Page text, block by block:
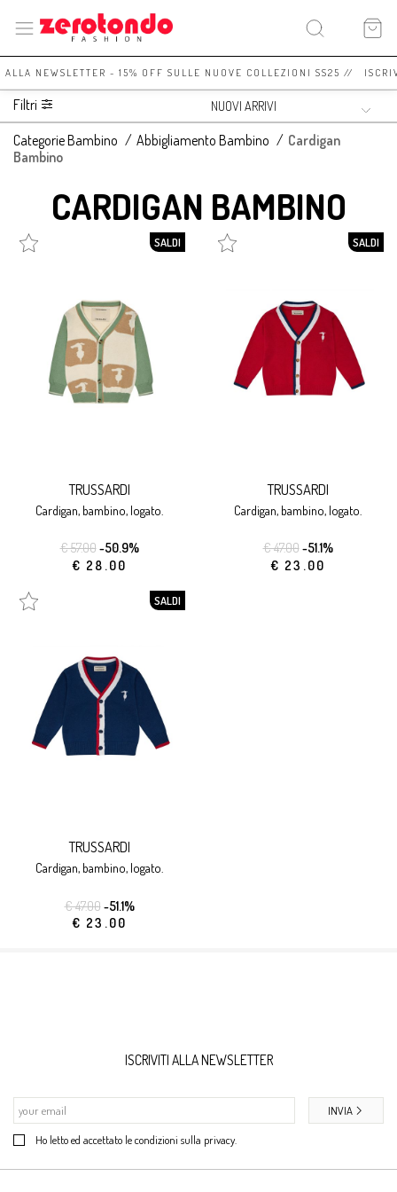
NEWSLETTER - 15% OFF SULLE NUOVE COLLEZIONI SS25 //
Filtri
Categorie Bambino / Abbigliamento Bambino / Cardigan
Bambino
CARDIGAN BAMBINO
SALDI
TRUSSARDI
cardigan, bambino, logato.
€ 57.00-50.9%
€ 28.00
SALDI
TRUSSARDI
cardigan, bambino, logato.
€ 47.00-51.1%
€ 23.00
SALDI
TRUSSARDI
cardigan, bambino, logato.
€ 47.00-51.1%
€ 23.00
ISCRIVITI ALLA NEWSLETTER
Ho letto ed accettato le condizioni sulla privacy.
INVIA